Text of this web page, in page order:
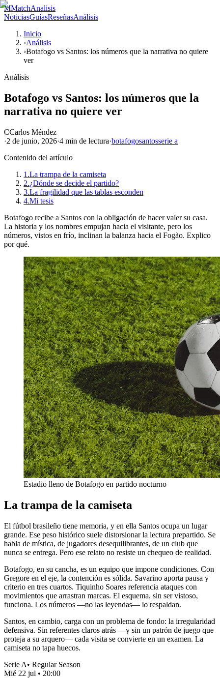
MMatchAnalisis
NoticiasGuíasReseñasAnálisis
Inicio
›Análisis
›Botafogo vs Santos: los números que la narrativa no quiere
ver
Análisis
Botafogo vs Santos: los números que la
narrativa no quiere ver
CCarlos Méndez
·2 de junio, 2026·4 min de lectura·botafogosantosserie a
Contenido del artículo
1.La trampa de la camiseta
2.¿Dónde se decide el partido?
3.La fragilidad que las tablas esconden
4.Mi tesis
Botafogo recibe a Santos con la obligación de hacer valer su casa.
La historia y los nombres empujan hacia el visitante, pero los
números, vistos en frío, inclinan la balanza hacia el Fogão. Explico
por qué.
Estadio lleno de Botafogo en partido nocturno
La trampa de la camiseta
El fútbol brasileño tiene memoria, y en ella Santos ocupa un lugar
grande. Ese peso histórico suele distorsionar la lectura prepartido. Se
habla de mística, de jugadores desequilibrantes, de un club que
nunca se entrega. Pero ese relato no resiste un chequeo de realidad.
Botafogo, en su cancha, es un equipo que impone condiciones. Con
Gregore en el eje, la contención es sólida. Savarino aporta pausa y
criterio en tres cuartos. Tiquinho Soares referencia ataques con
movimientos que arrastran marcas. El esquema, sin ser vistoso,
funciona. Los números —no las leyendas— lo respaldan.
Santos, en cambio, carga con un problema de fondo: la irregularidad
defensiva. Sin referentes claros atrás —y sin un patrón de juego que
proteja a su arquero— cada visita se convierte en un examen. La
camiseta no tapa huecos.
Serie A• Regular Season
Mié 22 jul • 20:00